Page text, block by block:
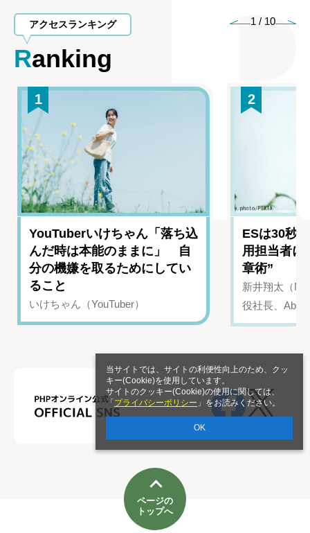
当サイトでは、サイトの利便性向上のため、クッ
キー(Cookie)を使用しています。
サイトのクッキー(Cookie)の使用に関しては、
「 プライバシーポリシー 」をお読みください。
OK
アクセスランキング
Ranking
1 / 10
1
YouTuberいけちゃん「落ち込
んだ時は本能のままに」 自
分の機嫌を取るためにしてい
ること
いけちゃん（YouTuber）
2
ESは30秒
用担当者に
章術”
新井翔太（
役社長、
ページの
トップへ